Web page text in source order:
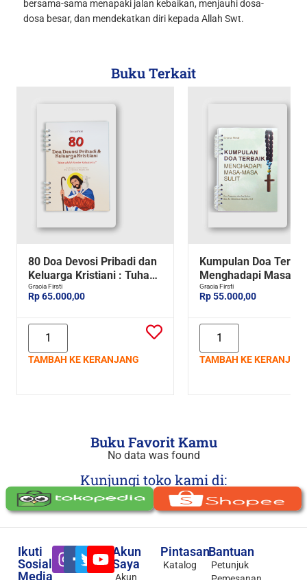
bersama-sama menapaki jalan kebaikan, menjauhi dosa-
dosa besar, dan mendekatkan diri kepada Allah Swt.
Buku Terkait
80 Doa Devosi Pribadi dan
Keluarga Kristiani : Tuhan
adalah Sumber
Kekuatanku
Gracia Firsti
Rp 65.000,00
TAMBAH KE KERANJANG
Kumpulan Doa
Menghadapi Masa-
Sulit
Gracia Firsti
Rp 55.000,00
TAMBAH KE
Buku Favorit Kamu
No data was found
Kunjungi toko kami di:
Akun
Saya
Akun
Pintasan
Katalog
Bantuan
Petunjuk
Ikuti
Sosial
Media